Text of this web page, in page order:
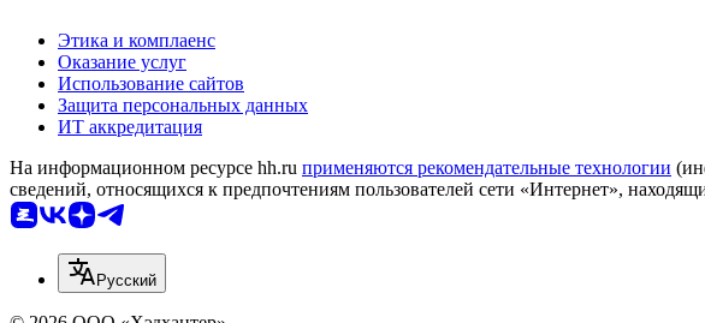
Этика и комплаенс
Оказание услуг
Использование сайтов
Защита персональных данных
ИТ аккредитация
На информационном ресурсе hh.ru применяются рекомендательные технологии
сведений, относящихся к предпочтениям пользователей сети «Интернет»,
Русский